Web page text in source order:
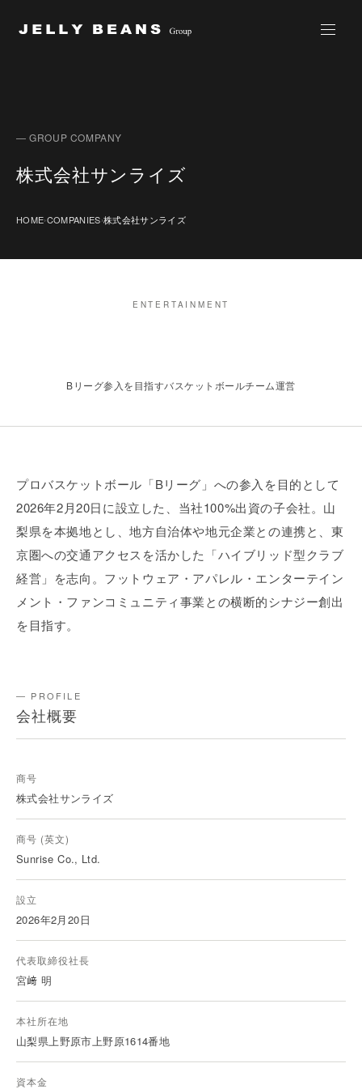
Jelly Beans Group
— GROUP COMPANY
株式会社サンライズ
HOME›COMPANIES›株式会社サンライズ
ENTERTAINMENT
Bリーグ参入を目指すバスケットボールチーム運営
プロバスケットボール「Bリーグ」への参入を目的として
2026年2月20日に設立した、当社100%出資の子会社。山
梨県を本拠地とし、地方自治体や地元企業との連携と、東
京圏への交通アクセスを活かした「ハイブリッド型クラブ
経営」を志向。フットウェア・アパレル・エンターテイン
メント・ファンコミュニティ事業との横断的シナジー創出
を目指す。
— PROFILE
会社概要
商号
株式会社サンライズ
商号 (英文)
Sunrise Co., Ltd.
設立
2026年2月20日
代表取締役社長
宮﨑 明
本社所在地
山梨県上野原市上野原1614番地
資本金